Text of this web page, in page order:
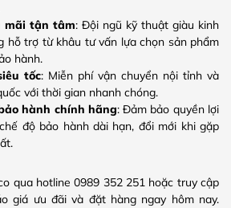
mãi tận tâm: Đội ngũ kỹ thuật giàu kinh
hỗ trợ từ khâu tư vấn lựa chọn sản phẩm
hành.
tốc: Miễn phí vận chuyển nội tỉnh và
với thời gian nhanh chóng.
hành chính hãng: Đảm bảo quyền lợi
độ bảo hành dài hạn, đổi mới khi gặp
qua hotline 0989 352 251 hoặc truy cập
giá ưu đãi và đặt hàng ngay hôm nay.